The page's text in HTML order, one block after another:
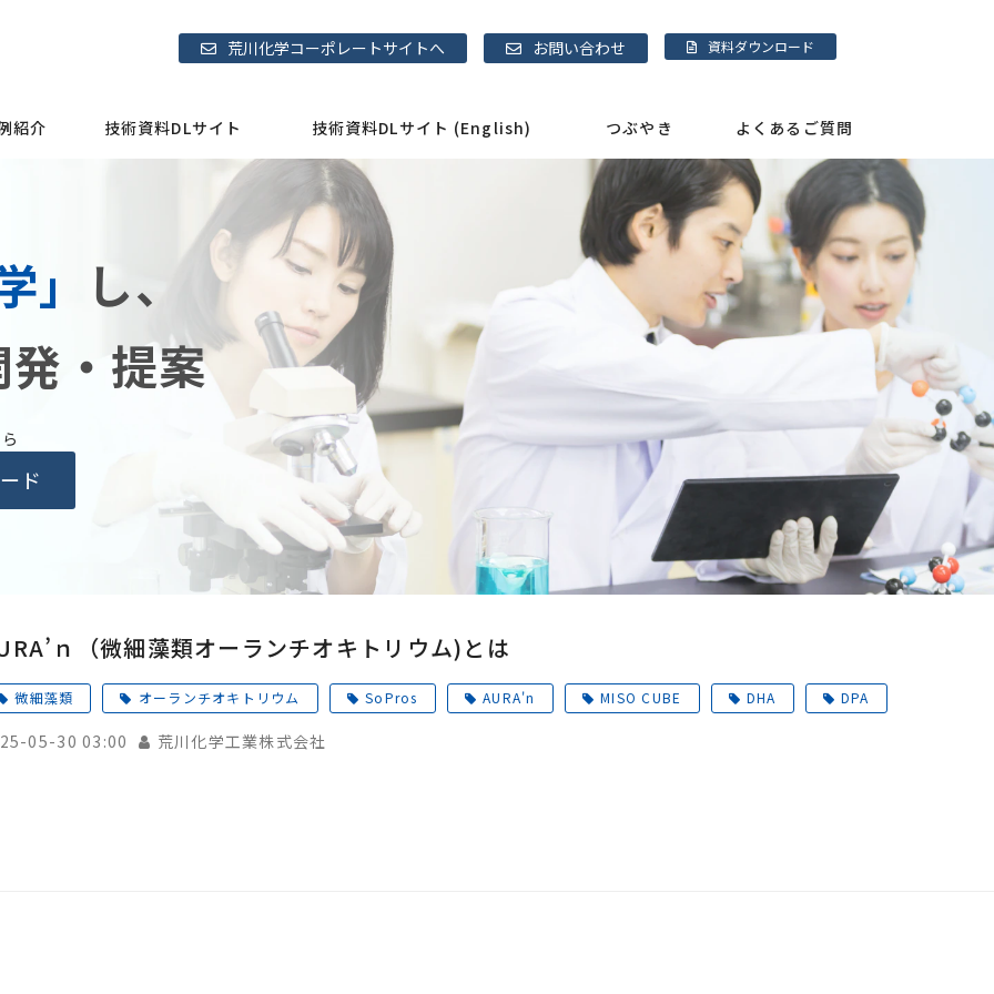
荒川化学コーポレートサイトへ お問い合わせ 資料ダウンロード
紹介 技術資料DLサイト 技術資料DLサイト (English) つぶやき よくあるご質問
し、
・提案
ド
ｎ（微細藻類オーランチオキトリウム)とは
微細藻類 オーランチオキトリウム SoPros AURA'n MISO CUBE DHA DPA
05-30 03:00 荒川化学工業株式会社